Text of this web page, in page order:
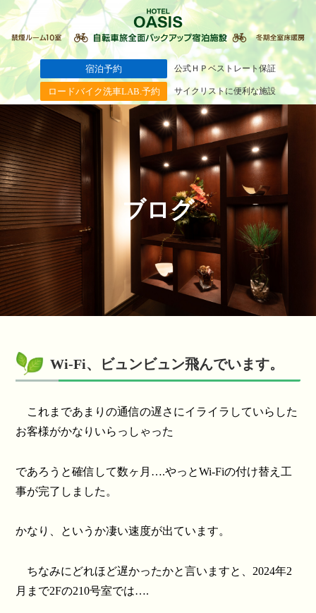
宿泊予約 公式ＨＰベストレート保証
ロードバイク洗車LAB.予約 サイクリストに便利な施設
ブログ
Wi-Fi、ビュンビュン飛んでいます。
これまであまりの通信の遅さにイライラしていらした
お客様がかなりいらっしゃった
であろうと確信して数ヶ月….やっとWi-Fiの付け替え工
事が完了しました。
かなり、というか凄い速度が出ています。
ちなみにどれほど遅かったかと言いますと、2024年2
月まで2Fの210号室では….